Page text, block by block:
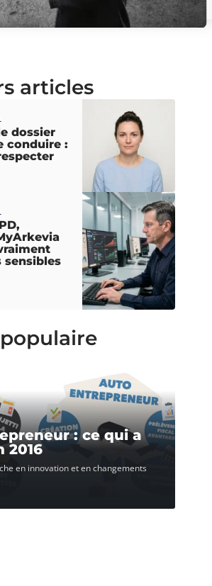
articles
dossier
conduire :
sensibles
: ce qui a
2016
en innovation et en changements